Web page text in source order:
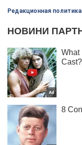
Редакционная политика